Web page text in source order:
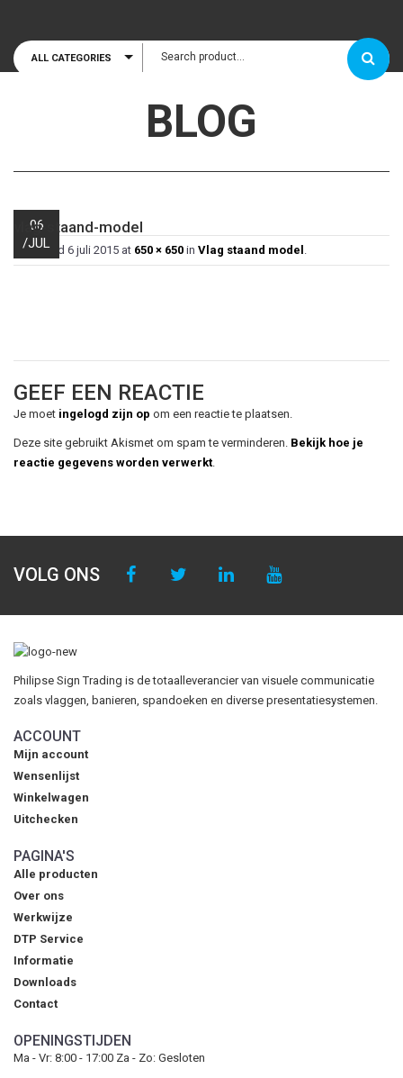
ALL CATEGORIES
BLOG
06
/JUL
vlag-staand-model
Published 6 juli 2015 at 650 × 650 in Vlag staand model
GEEF EEN REACTIE
Je moet ingelogd zijn op om een reactie te plaatsen.
Deze site gebruikt Akismet om spam te verminderen. Bekijk hoe je
reactie gegevens worden verwerkt
VOLG ONS
Philipse Sign Trading is de totaalleverancier van visuele communicatie
zoals vlaggen, banieren, spandoeken en diverse presentatiesystemen.
ACCOUNT
Mijn account
Wensenlijst
Winkelwagen
Uitchecken
PAGINA'S
Alle producten
Over ons
Werkwijze
DTP Service
Informatie
Downloads
Contact
OPENINGSTIJDEN
Ma - Vr: 8:00 - 17:00 Za - Zo: Gesloten